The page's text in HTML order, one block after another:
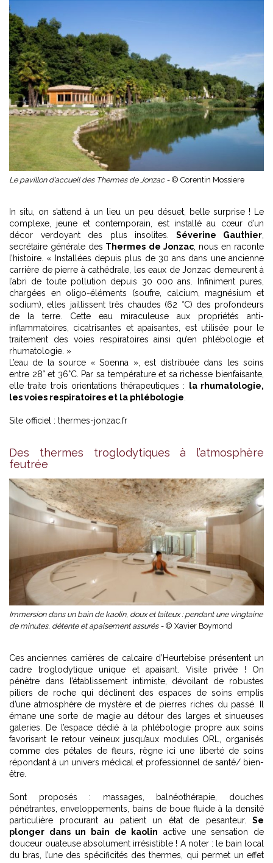
Le pavillon d'accueil des Thermes de Jonzac - © Corentin Mossiere
In situ, on s’attend à un lieu un peu désuet, belle surprise ! Le
complexe, jeune et contemporain, est installé au cœur d’un
décor verdoyant des plus insolites.
Séverine Gauthier
secrétaire générale des Thermes de Jonzac, nous en raconte
l’histoire. « Installées depuis plus de 30 ans dans une ancienne
carrière de pierre à cathédrale, les eaux de Jonzac demeurent à
l’abri de toute pollution depuis 30 000 ans. Infiniment pures,
chargées en oligo-éléments (soufre, calcium, magnésium et
sodium), elles jaillissent très chaudes (62 °C) des profondeurs
de la terre. Cette eau miraculeuse aux propriétés anti-
inflammatoires, cicatrisantes et apaisantes, est utilisée pour le
traitement des voies respiratoires ainsi qu’en phlébologie et
rhumatologie. »
L’eau de la source « Soenna », est distribuée dans les soins
entre 28° et 36°C. Par sa température et sa richesse bienfaisante,
elle traite trois orientations thérapeutiques :
la rhumatologie,
les voies respiratoires et la phlébologie
Site officiel : thermes-jonzac.fr
Des thermes troglodytiques à l’atmosphère
feutrée
Immersion dans un bain de kaolin, doux et laiteux : pendant une vingtaine
de minutes, détente et apaisement assurés - © Xavier Boymond
Ces anciennes carrières de calcaire d’Heurtebise présentent un
cadre troglodytique unique et apaisant. Visite privée ! On
pénètre dans l’établissement intimiste, dévoilant de robustes
piliers de roche qui déclinent des espaces de soins emplis
d’une atmosphère de mystère et de pierres riches du passé. Il
émane une sorte de magie au détour des larges et sinueuses
galeries. De l’espace dédié à la phlébologie propre aux soins
favorisant le retour veineux jusqu’aux modules ORL, organisés
comme des pétales de fleurs, règne ici une liberté de soins
répondant à un univers médical et professionnel de santé/ bien-
être.
Sont proposés : massages, balnéothérapie, douches
pénétrantes, enveloppements, bains de boue fluide à la densité
particulière procurant au patient un état de pesanteur. Se
plonger dans un bain de kaolin active une sensation de
douceur ouateuse absolument irrésistible ! A noter : le bain local
du bras, l’une des spécificités des thermes, qui permet un effet